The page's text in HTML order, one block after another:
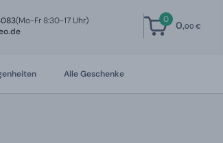
(Mo-Fr 8:30-17 Uhr)
0 0,00 €
Alle Geschenke